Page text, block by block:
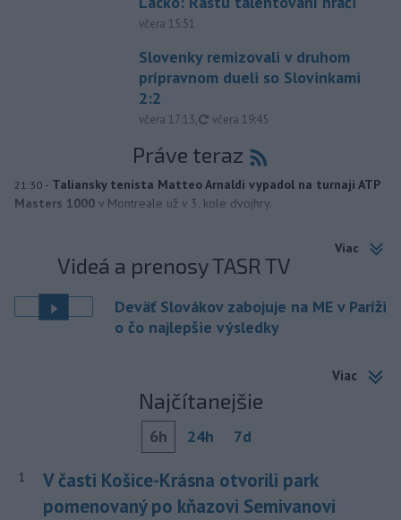
včera 15:51
Slovenky remizovali v druhom
prípravnom dueli so Slovinkami
2:2
včera 17:13, aktualizované
včera 19:45
Práve teraz
21:30 - Taliansky tenista Matteo Arnaldi vypadol na turnaji ATP
Masters 1000 v Montreale už v 3. kole dvojhry.
Viac
Videá a prenosy TASR TV
Deväť Slovákov zabojuje na ME v Paríži
o čo najlepšie výsledky
Viac
Najčítanejšie
6h 24h 7d
1
V časti Košice-Krásna otvorili park
pomenovaný po kňazovi Semivanovi